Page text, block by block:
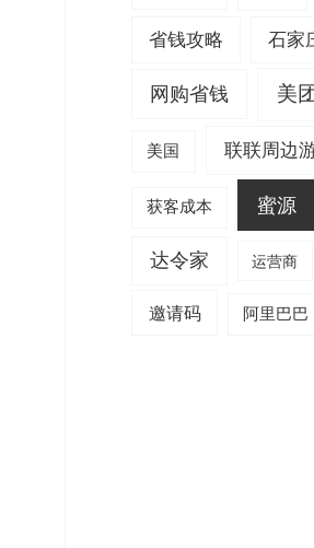
省钱攻略 石家
网购省钱 美
美国 联联周边
获客成本 蜜源
达令家 运营商
邀请码 阿里巴巴